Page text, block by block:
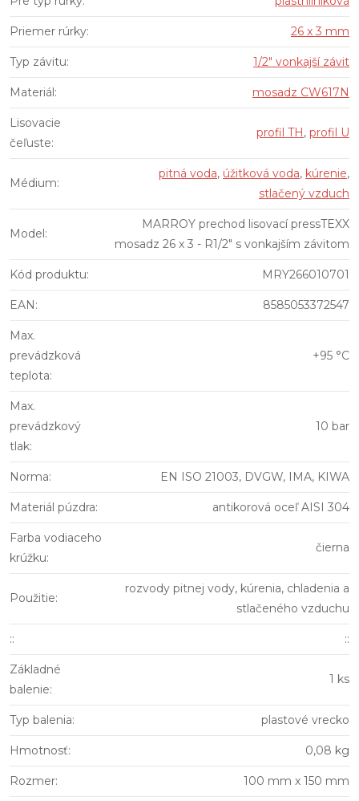
Priemer rúrky: 26 x 3 mm
Typ závitu: 1/2" vonkajší závit
Materiál: mosadz CW617N
Lisovacie
čeľuste:
profil TH, profil U
Médium:
pitná voda, úžitková voda, kúrenie,
stlačený vzduch
Model:
MARROY prechod lisovací pressTEXX
mosadz 26 x 3 - R1/2" s vonkajším závitom
Kód produktu: MRY266010701
EAN: 8585053372547
Max.
prevádzková
teplota:
+95 °C
Max.
prevádzkový
tlak:
10 bar
Norma: EN ISO 21003, DVGW, IMA, KIWA
Materiál púzdra: antikorová oceľ AISI 304
Farba vodiaceho
krúžku:
čierna
Použitie:
rozvody pitnej vody, kúrenia, chladenia a
stlačeného vzduchu
:: ::
Základné
balenie:
1 ks
Typ balenia: plastové vrecko
Hmotnosť: 0,08 kg
Rozmer: 100 mm x 150 mm